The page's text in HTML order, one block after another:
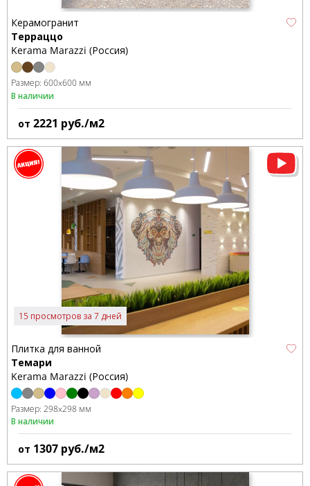
Керамогранит
Терраццо
Kerama Marazzi (Россия)
Размер: 600x600 мм
В наличии
от 2221 руб./м2
15 просмотров за 7 дней
Плитка для ванной
Темари
Kerama Marazzi (Россия)
Размер: 298x298 мм
В наличии
от 1307 руб./м2